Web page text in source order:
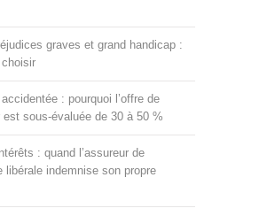
graves et grand handicap :
accidentée : pourquoi l’offre de
est sous-évaluée de 30 à 50 %
: quand l’assureur de
libérale indemnise son propre